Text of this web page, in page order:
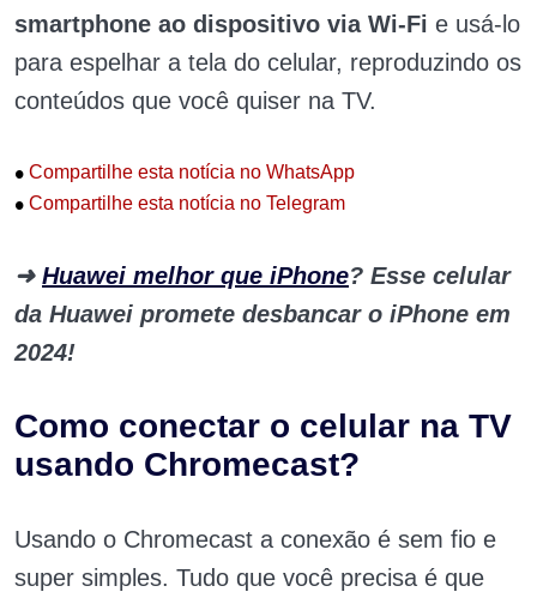
smartphone ao dispositivo via Wi-Fi e usá-lo
para espelhar a tela do celular, reproduzindo os
conteúdos que você quiser na TV.
• Compartilhe esta notícia no WhatsApp
• Compartilhe esta notícia no Telegram
➜ Huawei melhor que iPhone? Esse celular
da Huawei promete desbancar o iPhone em
2024!
Como conectar o celular na TV
usando Chromecast?
Usando o Chromecast a conexão é sem fio e
super simples. Tudo que você precisa é que